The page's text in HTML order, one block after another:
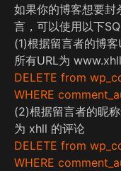
如果你的博客想要封
言，可以使用以下
(1)根据留言者的博
所有URL为
DELETE from
WHERE
(2)根据留言者的昵
为 xhll 的评论
DELETE from
WHERE